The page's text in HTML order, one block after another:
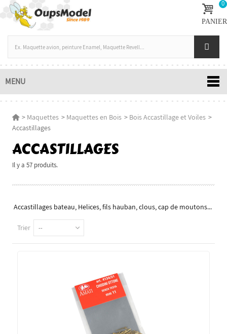
0
PANIER
MENU
> Maquettes > Maquettes en Bois > Bois Accastillage et Voiles >
Accastillages
ACCASTILLAGES
Il y a 57 produits.
Accastillages bateau, Helices, fils hauban, clous, cap de moutons...
Trier --